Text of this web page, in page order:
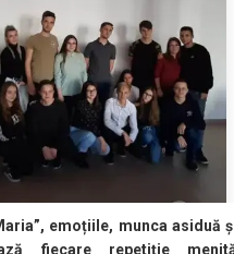
emoțiile, munca asiduă
fiecare repetiție